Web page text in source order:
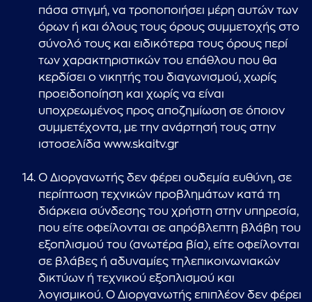
πάσα στιγμή, να τροποποιήσει μέρη αυτών των
όρων ή και όλους τους όρους συμμετοχής στο
σύνολό τους και ειδικότερα τους όρους περί
των χαρακτηριστικών του επάθλου που θα
κερδίσει ο νικητής του διαγωνισμού, χωρίς
προειδοποίηση και χωρίς να είναι
υποχρεωμένος προς αποζημίωση σε όποιον
συμμετέχοντα, με την ανάρτησή τους στην
ιστοσελίδα www.skaitv.gr
Ο Διοργανωτής δεν φέρει ουδεμία ευθύνη, σε
περίπτωση τεχνικών προβλημάτων κατά τη
διάρκεια σύνδεσης του χρήστη στην υπηρεσία,
που είτε οφείλονται σε απρόβλεπτη βλάβη του
εξοπλισμού του (ανωτέρα βία), είτε οφείλονται
σε βλάβες ή αδυναμίες τηλεπικοινωνιακών
δικτύων ή τεχνικού εξοπλισμού και
λογισμικού. Ο Διοργανωτής επιπλέον δεν φέρει